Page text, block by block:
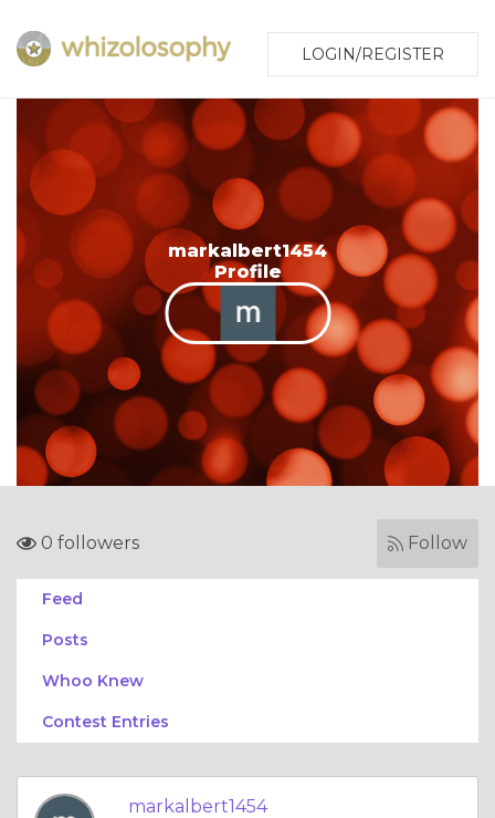
LOGIN/REGISTER
markalbert1454
Profile
0 followers Follow
Feed
Posts
Whoo Knew
Contest Entries
markalbert1454